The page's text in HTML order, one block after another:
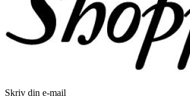
Skriv din e-mail